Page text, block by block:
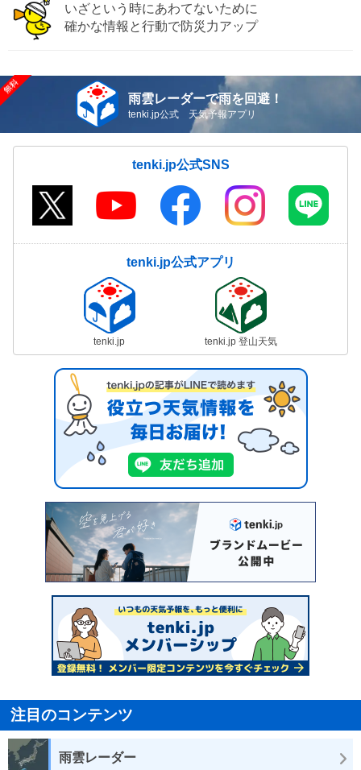
いざという時にあわてないために
確かな情報と行動で防災力アップ
雨雲レーダーで雨を回避！
tenki.jp公式 天気予報アプリ
tenki.jp公式SNS
tenki.jp公式アプリ
tenki.jp tenki.jp 登山天気
注目のコンテンツ
雨雲レーダー